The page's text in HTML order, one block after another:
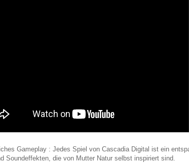
Gameplay : Jedes Spiel von Cascadia Digital ist ein
Soundeffekten, die von Mutter Natur selbst inspiriert sind.